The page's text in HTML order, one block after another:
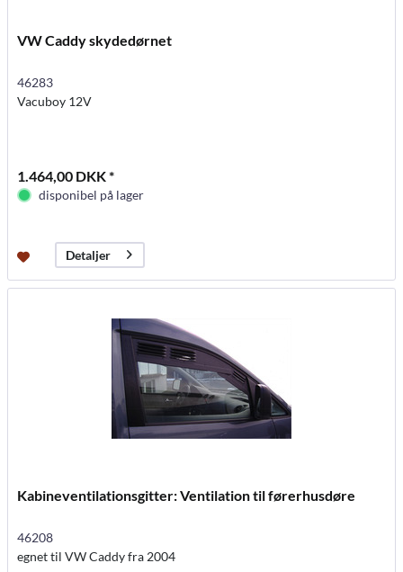
VW Caddy skydedørnet
46283
Vacuboy 12V
1.464,00 DKK *
disponibel på lager
Detaljer
Kabineventilationsgitter: Ventilation til førerhusdøre
46208
egnet til VW Caddy fra 2004